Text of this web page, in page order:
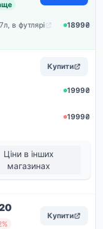
в футлярі
1899₴
Купити
1999₴
1999₴
Ціни в інших
магазинах
Купити